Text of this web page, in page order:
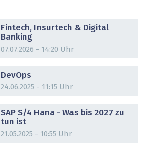
Fintech, Insurtech & Digital
Banking
07.07.2026 - 14:20 Uhr
DevOps
24.06.2025 - 11:15 Uhr
SAP S/4 Hana - Was bis 2027 zu
tun ist
21.05.2025 - 10:55 Uhr